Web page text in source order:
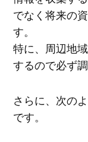
でなく将来の
す。
特に、周辺地
するので必ず
さらに、次の
です。